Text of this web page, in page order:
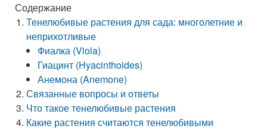
Содержание
Тенелюбивые растения для сада: многолетние и
неприхотливые
Фиалка (Viola)
Гиацинт (Hyacinthoides)
Анемона (Anemone)
Связанные вопросы и ответы
Что такое тенелюбивые растения
Какие растения считаются тенелюбивыми